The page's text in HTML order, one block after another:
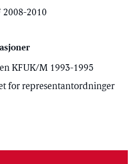
2008-2010
KFUK/M 1993-1995
for representantordninger